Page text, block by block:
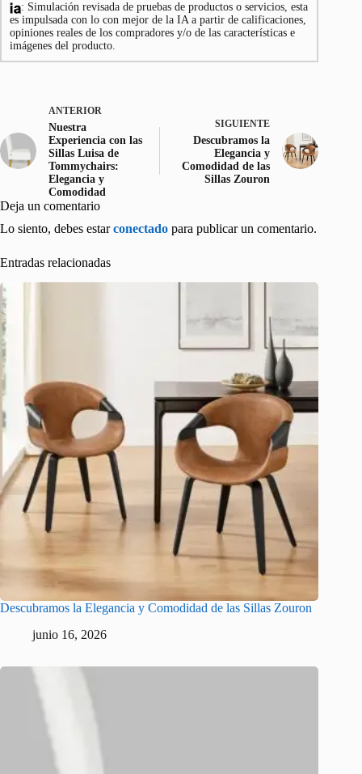
: Simulación revisada de pruebas de productos o servicios, esta
es impulsada con lo con mejor de la IA a partir de calificaciones,
opiniones reales de los compradores y/o de las características e
imágenes del producto.
ANTERIOR
Nuestra
Experiencia con las
Sillas Luisa de
Tommychairs:
Elegancia y
Comodidad
SIGUIENTE
Descubramos la
Elegancia y
Comodidad de las
Sillas Zouron
Deja un comentario
Lo siento, debes estarconectado para publicar un comentario.
Entradas relacionadas
Descubramos la Elegancia y Comodidad de las Sillas Zouron
junio 16, 2026